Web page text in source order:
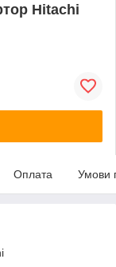
Hitachi
Оплата Умови